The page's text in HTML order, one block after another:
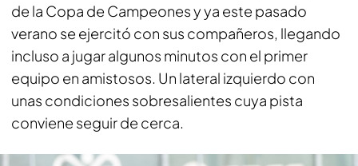
de la Copa de Campeones y ya este pasado
verano se ejercitó con sus compañeros, llegando
incluso a jugar algunos minutos con el primer
equipo en amistosos. Un lateral izquierdo con
unas condiciones sobresalientes cuya pista
conviene seguir de cerca.